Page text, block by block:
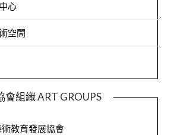
心
空間
會組織 ART GROUPS
教育發展協會